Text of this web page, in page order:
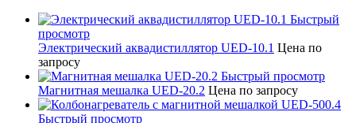
Быстрый
просмотр
Электрический аквадистиллятор UED-10.1 Цена по
запросу
Быстрый просмотр
Магнитная мешалка UED-20.2 Цена по запросу
Быстрый просмотр